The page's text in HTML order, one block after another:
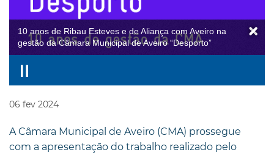
10 anos de Ribau Esteves e de Aliança com Aveiro na
gestão da Câmara Municipal de Aveiro “Desporto”
06 fev 2024
A Câmara Municipal de Aveiro (CMA) prossegue
com a apresentação do trabalho realizado pelo